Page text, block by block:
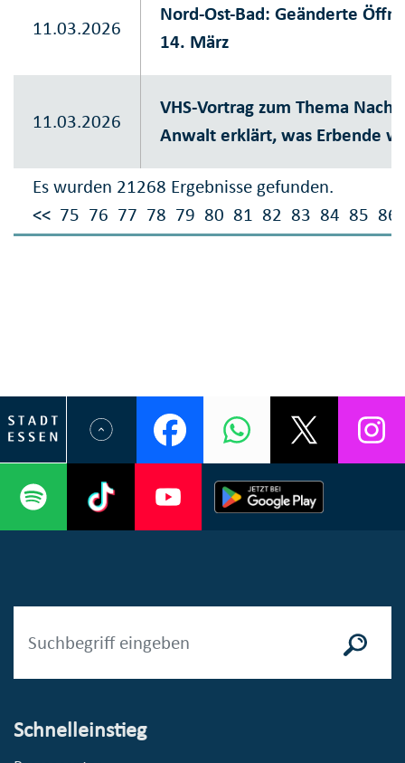
Es wurden 21268 Ergebnisse gefunden.
<< 75 76 77 78 79 80 81 82 83 84 85 86
11.03.2026
Nord-Ost-Bad: Geänderte
14. März
11.03.2026
VHS-Vortrag zum Thema
Anwalt erklärt, was Erbende
Schnelleinstieg